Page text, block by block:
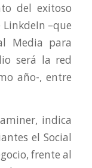
del exitoso
–que
Media para
será la red
año-, entre
indica
el Social
frente al